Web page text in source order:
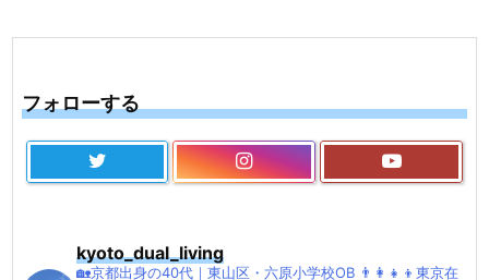
フォローする
kyoto_dual_living
🏡京都出身の40代｜東山区・六原小学校OB 👨‍👩‍👧‍👦東京在